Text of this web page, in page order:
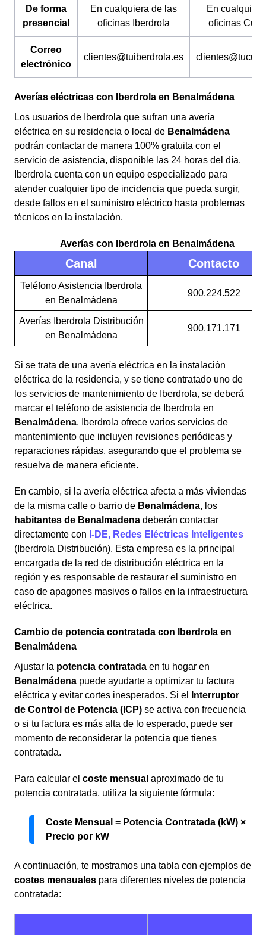
De forma
presencial
En cualquiera de las
oficinas Iberdrola
En
oficinas
Correo
electrónico
clientes@tuiberdrola.es
Averías eléctricas con Iberdrola en Benalmádena
Los usuarios de Iberdrola que sufran una avería
eléctrica en su residencia o local de Benalmádena
podrán contactar de manera 100% gratuita con el
servicio de asistencia, disponible las 24 horas del día.
Iberdrola cuenta con un equipo especializado para
atender cualquier tipo de incidencia que pueda surgir,
desde fallos en el suministro eléctrico hasta problemas
técnicos en la instalación.
Averías con Iberdrola en Benalmádena
Canal Contacto
Teléfono Asistencia Iberdrola
en Benalmádena
900.224.522
Averías Iberdrola Distribución
en Benalmádena
900.171.171
Si se trata de una avería eléctrica en la instalación
eléctrica de la residencia, y se tiene contratado uno de
los servicios de mantenimiento de Iberdrola, se deberá
marcar el teléfono de asistencia de Iberdrola en
Benalmádena. Iberdrola ofrece varios servicios de
mantenimiento que incluyen revisiones periódicas y
reparaciones rápidas, asegurando que el problema se
resuelva de manera eficiente.
En cambio, si la avería eléctrica afecta a más viviendas
de la misma calle o barrio de Benalmádena, los
habitantes de Benalmadena deberán contactar
directamente con I-DE, Redes Eléctricas Inteligentes
(Iberdrola Distribución). Esta empresa es la principal
encargada de la red de distribución eléctrica en la
región y es responsable de restaurar el suministro en
caso de apagones masivos o fallos en la infraestructura
eléctrica.
Cambio de potencia contratada con Iberdrola en
Benalmádena
Ajustar la potencia contratada en tu hogar en
Benalmádena puede ayudarte a optimizar tu factura
eléctrica y evitar cortes inesperados. Si el
Interruptor
de Control de Potencia (ICP) se activa con frecuencia
o si tu factura es más alta de lo esperado, puede ser
momento de reconsiderar la potencia que tienes
contratada.
Para calcular el coste mensual aproximado de tu
potencia contratada, utiliza la siguiente fórmula:
Coste Mensual = Potencia Contratada (kW) ×
Precio por kW
A continuación, te mostramos una tabla con ejemplos de
costes mensuales para diferentes niveles de potencia
contratada: